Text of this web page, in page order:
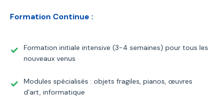
Formation Continue :
Formation initiale intensive (3-4 semaines) pour tous les
nouveaux venus
Modules spécialisés : objets fragiles, pianos, œuvres
d'art, informatique